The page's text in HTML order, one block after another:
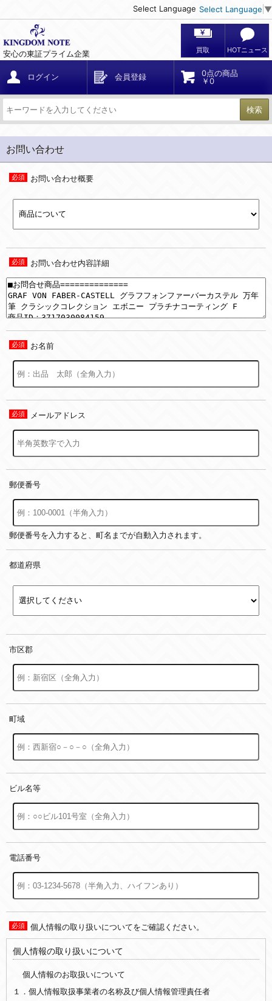
Select Language Select Language ▼
安心の東証プライム企業 買取 HOTニュース
ログイン 会員登録
0点の商品
￥0
検索
お問い合わせ
お問い合わせ概要
お問い合わせ内容詳細
お名前
メールアドレス
郵便番号
郵便番号を入力すると、町名までが自動入力されます。
都道府県
市区郡
町域
ビル名等
電話番号
個人情報の取り扱いについてをご確認ください。
個人情報の取り扱いについて
個人情報のお取扱いについて
１．個人情報取扱事業者の名称及び個人情報管理責任者